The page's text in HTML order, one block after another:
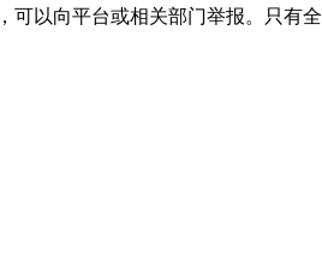
以向平台或相关部门举报。只有